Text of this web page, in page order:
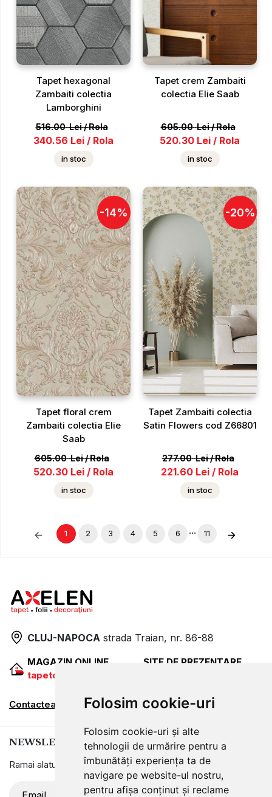
Folosim cookie-uri
Folosim cookie-uri și alte
tehnologii de urmărire pentru a
îmbunătăți experiența ta de
navigare pe website-ul nostru,
pentru afișa conținut și reclame
Tapet hexagonal
Zambaiti colectia
Lamborghini
516.00 Lei/Rola
340.56 Lei / Rola
in stoc
Tapet crem Zambaiti
colectia Elie Saab
605.00 Lei/Rola
520.30 Lei / Rola
in stoc
-14%
Tapet floral crem
Zambaiti colectia Elie
Saab
605.00 Lei/Rola
520.30 Lei / Rola
in stoc
-20%
Tapet Zambaiti colectia
Satin Flowers cod Z66801
277.00 Lei/Rola
221.60 Lei / Rola
in stoc
1 2 3 4 5 6 ... 11
CLUJ-NAPOCA strada Traian, nr. 86-88
MAGAZIN ONLINE
tapetcugarantie.ro
SITE DE PREZENTARE
Contactează-ne
NEWSLETTER
Ramai alaturi de noi pentru promotii si oferte